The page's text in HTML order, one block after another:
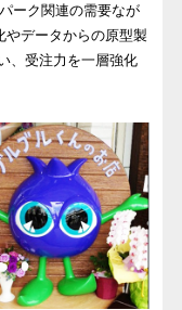
ーク関連の需要なが
やデータからの原型製
、受注力を一層強化